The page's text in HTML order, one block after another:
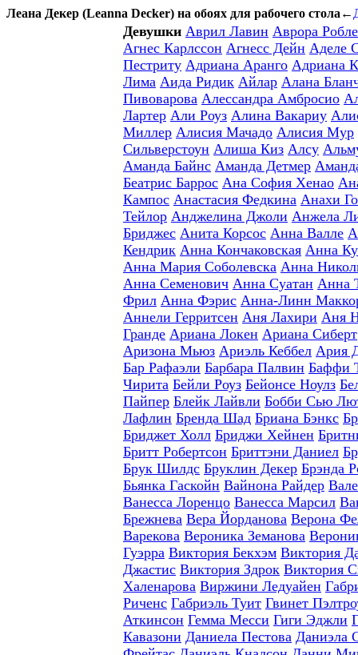
Леана Декер (Leanna Decker) на обоях для рабочего стола ←
Девушки Аврил Лавин Аврора
Агнес Карлссон Агнесс Дейн Аделе
Пестриту Адриана Аранго Адриана
Лима Аида Ридик Айлар Алана
Пивоварова Алессандра Амбросио
Лартер Али Роуз Алина Вакариу
Миллер Алисия Мачадо Алисия Мур
Сильверстоун Алиша Киз Алсу
Аманда Байнс Аманда Детмер
Беатрис Баррос Ана София Хенао
Кампос Анастасия Федкина Анахи
Тейлор Анджелина Джоли Анжела
Бриджес Анита Корсос Анна Валле
Кендрик Анна Кончаковская Анна
Анна Мария Соболевска Анна
Анна Семенович Анна Суатан Анна
Фрил Анна Фэрис Анна-Линн
Аннели Герритсен Аня Лахири Аня
Гранде Ариана Локен Ариана Сиберт
Аризона Мьюз Ариэль Кеббел Ария
Бар Рафаэли Барбара Палвин Баффи
Чирита Бейли Роуз Бейонсе Ноулз
Пайпер Блейк Лайвли Бобби Сью
Лафлин Бренда Шад Бриана Бэнкс
Бриджет Холл Бриджи Хейнен
Бритт Робертсон Бриттэни Даниел
Брук Шилдс Бруклин Декер Брэнда
Бьянка Гаскойн Вайнона Райдер
Ванесса Лоренцо Ванесса Марсил
Брежнева Вера Йорданова Верона
Варекова Вероника Земанова
Гуэрра Виктория Бекхэм Виктория
Джастис Виктория Здрок Виктория
Халенарова Виржини Ледуайен
Риченс Габриэль Туит Гвинет
Аткинсон Гемма Месси Гиги Эджли
Кавазони Даниела Пестова Даниэла